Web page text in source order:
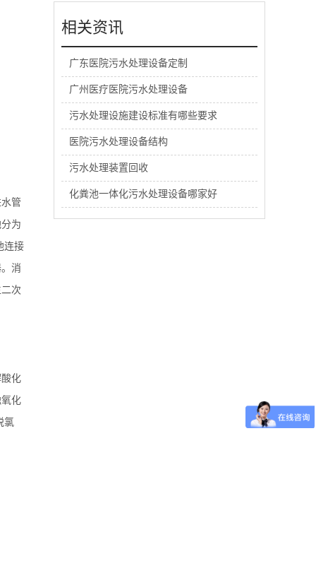
管
为
连接
消
次
化
化
氯
相关资讯
广东医院污水处理设备定制
广州医疗医院污水处理设备
污水处理设施建设标准有哪些要求
医院污水处理设备结构
污水处理装置回收
化粪池一体化污水处理设备哪家好